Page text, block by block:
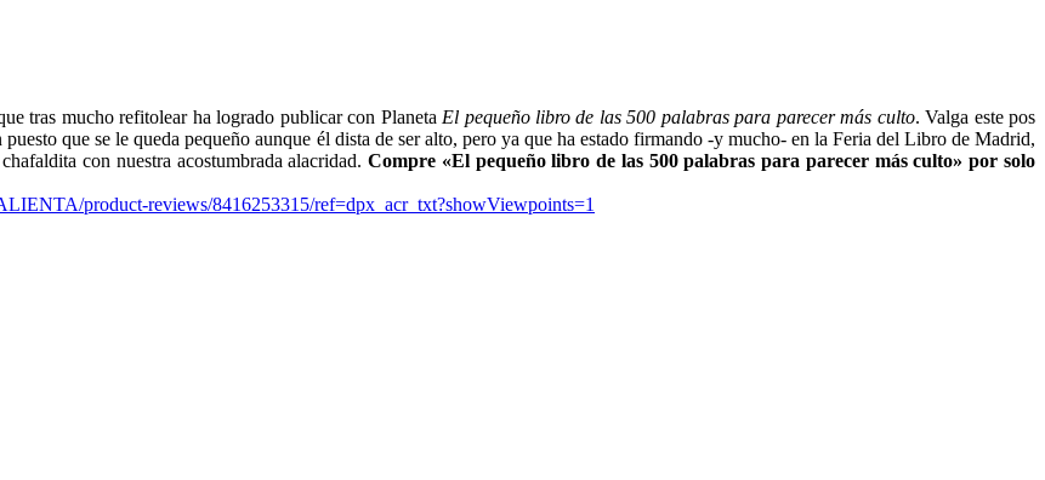
tras mucho refitolear ha logrado publicar con Planeta El pequeño libro de las 500 palabras para parecer más culto. Valga este pos
que se le queda pequeño aunque él dista de ser alto, pero ya que ha estado firmando -y mucho- en la Feria del Libro de Madrid,
con nuestra acostumbrada alacridad.Compre «El pequeño libro de las 500 palabras para parecer más culto» por solo
product-reviews/8416253315/ref=dpx_ acr_txt?showViewpoints=1